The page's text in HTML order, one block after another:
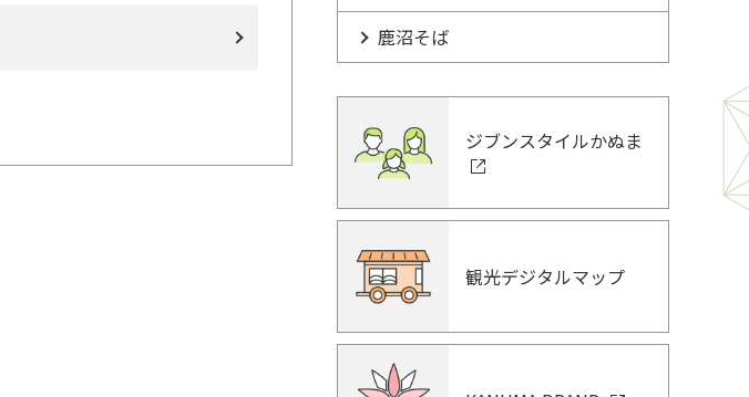
鹿沼そば
ジブンスタイルかぬま
観光デジタルマップ